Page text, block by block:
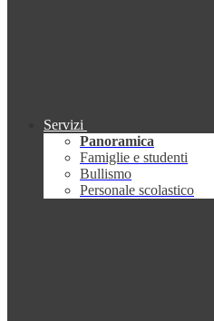
Servizi
Panoramica
Famiglie e studenti
Bullismo
Personale scolastico